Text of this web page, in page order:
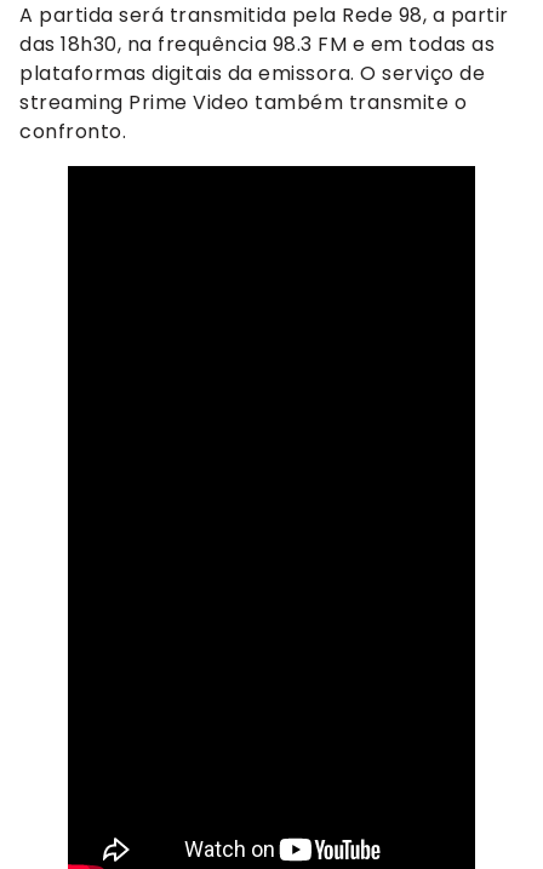
A partida será transmitida pela Rede 98, a partir
das 18h30, na frequência 98.3 FM e em todas as
plataformas digitais da emissora. O serviço de
streaming Prime Video também transmite o
confronto.